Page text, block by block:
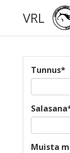
VRL
Tunnus*
Salasana
Muista